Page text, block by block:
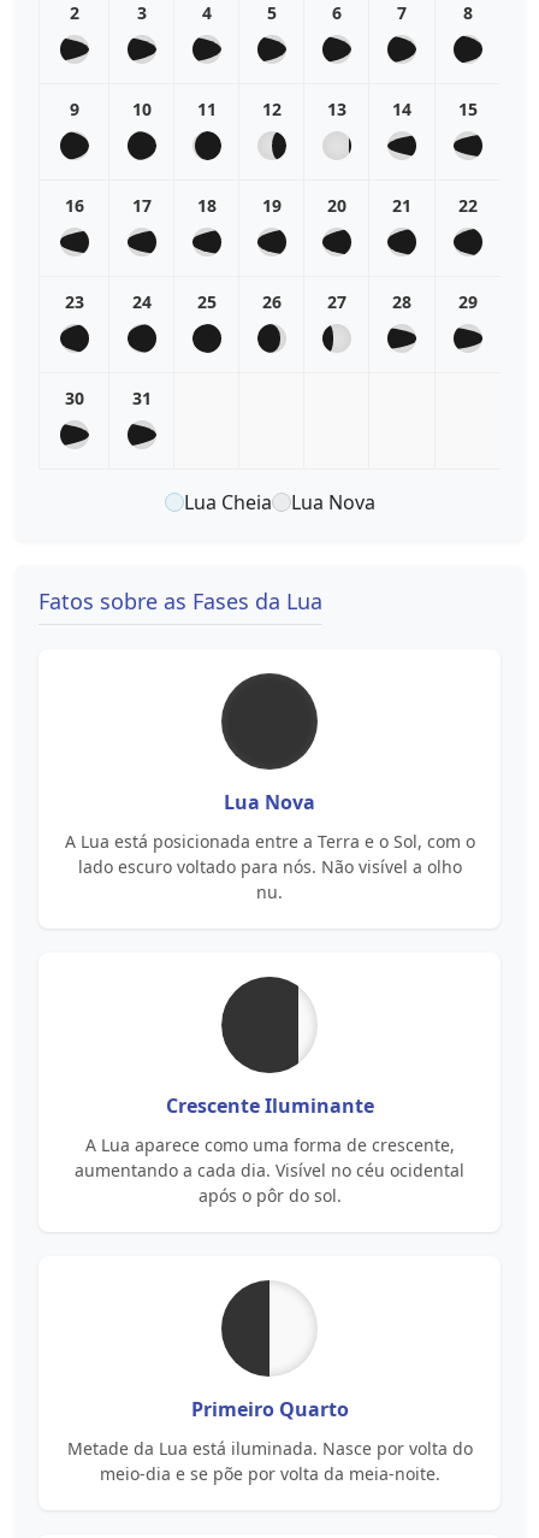
2 3 4 5 6 7 8
9 10 11 12 13 14 15
16 17 18 19 20 21 22
23 24 25 26 27 28 29
30 31
Lua Cheia Lua Nova
Fatos sobre as Fases da Lua
Lua Nova
A Lua está posicionada entre a Terra e o Sol, com o
lado escuro voltado para nós. Não visível a olho
nu.
Crescente Iluminante
A Lua aparece como uma forma de crescente,
aumentando a cada dia. Visível no céu ocidental
após o pôr do sol.
Primeiro Quarto
Metade da Lua está iluminada. Nasce por volta do
meio-dia e se põe por volta da meia-noite.